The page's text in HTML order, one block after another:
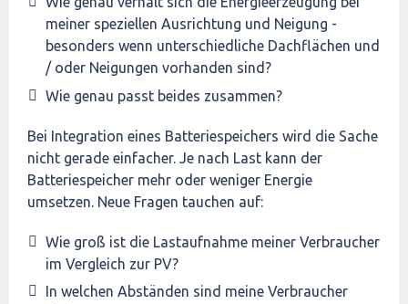
meiner speziellen Ausrichtung und Neigung -
besonders wenn unterschiedliche Dachflächen und
/ oder Neigungen vorhanden sind?
Wie genau passt beides zusammen?
Bei Integration eines Batteriespeichers wird die Sache
nicht gerade einfacher. Je nach Last kann der
Batteriespeicher mehr oder weniger Energie
umsetzen. Neue Fragen tauchen auf:
Wie groß ist die Lastaufnahme meiner Verbraucher
im Vergleich zur PV?
In welchen Abständen sind meine Verbraucher